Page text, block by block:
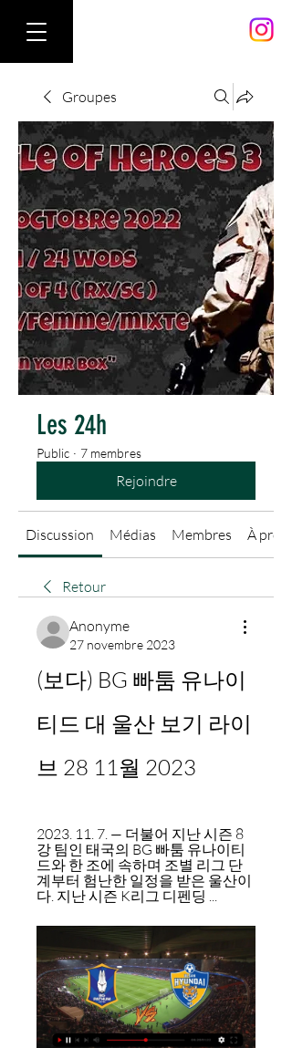
Groupes
Les 24h
Public · 7 membres
Rejoindre
Discussion Médias Membres À
Retour
Anonyme
27 novembre 2023
(보다) BG 빠툼 유나이
티드 대 울산 보기 라이
브 28 11월 2023
2023. 11. 7. — 더불어 지난 시즌 8
강 팀인 태국의 BG 빠툼 유나이티
드와 한 조에 속하며 조별 리그 단
계부터 험난한 일정을 받은 울산이
다. 지난 시즌 K리그 디펜딩 ...